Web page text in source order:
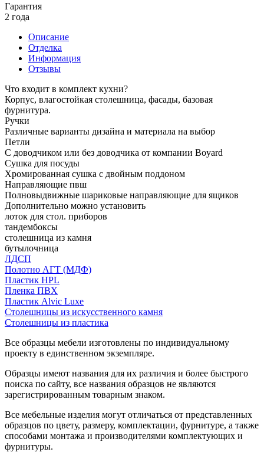
Гарантия
2 года
Описание
Отделка
Информация
Отзывы
Что входит в комплект кухни?
Корпус, влагостойкая столешница, фасады, базовая
фурнитура.
Ручки
Различные варианты дизайна и материала на выбор
Петли
С доводчиком или без доводчика от компании Boyard
Сушка для посуды
Хромированная сушка с двойным поддоном
Направляющие пвш
Полновыдвижные шариковые направляющие для ящиков
Дополнительно можно установить
лоток для стол. приборов
тандембоксы
столешница из камня
бутылочница
ЛДСП
Полотно АГТ (МДФ)
Пластик HPL
Пленка ПВХ
Пластик Alvic Luxe
Столешницы из искусственного камня
Столешницы из пластика
Все образцы мебели изготовлены по индивидуальному
проекту в единственном экземпляре.
Образцы имеют названия для их различия и более быстрого
поиска по сайту, все названия образцов не являются
зарегистрированным товарным знаком.
Все мебельные изделия могут отличаться от представленных
образцов по цвету, размеру, комплектации, фурнитуре, а также
способами монтажа и производителями комплектующих и
фурнитуры.